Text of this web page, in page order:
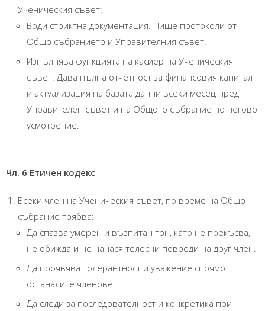
Ученическия съвет:
Води стриктна документация. Пише протоколи от
Общо събранието и Управителния съвет.
Изпълнява функцията на касиер на Ученическия
съвет. Дава пълна отчетност за финансовия капитал
и актуализация на базата данни всеки месец пред
Управителен съвет и на Общото събрание по негово
усмотрение.
Чл. 6 Етичен кодекс
Всеки член на Ученическия съвет, по време на Общо
събрание трябва:
Да спазва умерен и възпитан тон, като не прекъсва,
не обижда и не нанася телесни повреди на друг член.
Да проявява толерантност и уважение спрямо
останалите членове.
Да следи за последователност и конкретика при